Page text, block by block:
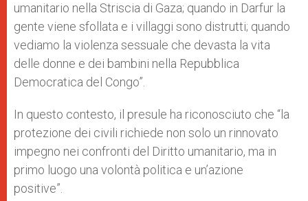
umanitario nella Striscia di Gaza; quando in Darfur la
gente viene sfollata e i villaggi sono distrutti; quando
vediamo la violenza sessuale che devasta la vita
delle donne e dei bambini nella Repubblica
Democratica del Congo”.
In questo contesto, il presule ha riconosciuto che “la
protezione dei civili richiede non solo un rinnovato
impegno nei confronti del Diritto umanitario, ma in
primo luogo una volontà politica e un’azione
positive”.